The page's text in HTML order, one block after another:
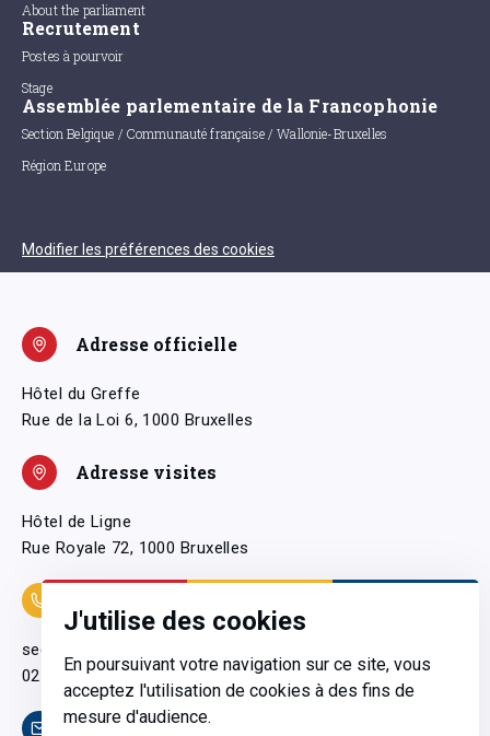
J'utilise des cookies
En poursuivant votre navigation sur ce site, vous
acceptez l'utilisation de cookies à des fins de
mesure d'audience.
About the parliament
Recrutement
Postes à pourvoir
Stage
Assemblée parlementaire de la Francophonie
Section Belgique / Communauté française / Wallonie-Bruxelles
Région Europe
Modifier les préférences des cookies
Adresse officielle
Hôtel du Greffe
Rue de la Loi 6, 1000 Bruxelles
Adresse visites
Hôtel de Ligne
Rue Royale 72, 1000 Bruxelles
secretariatgeneral@pfwb.be
02 506 38 11
Contact